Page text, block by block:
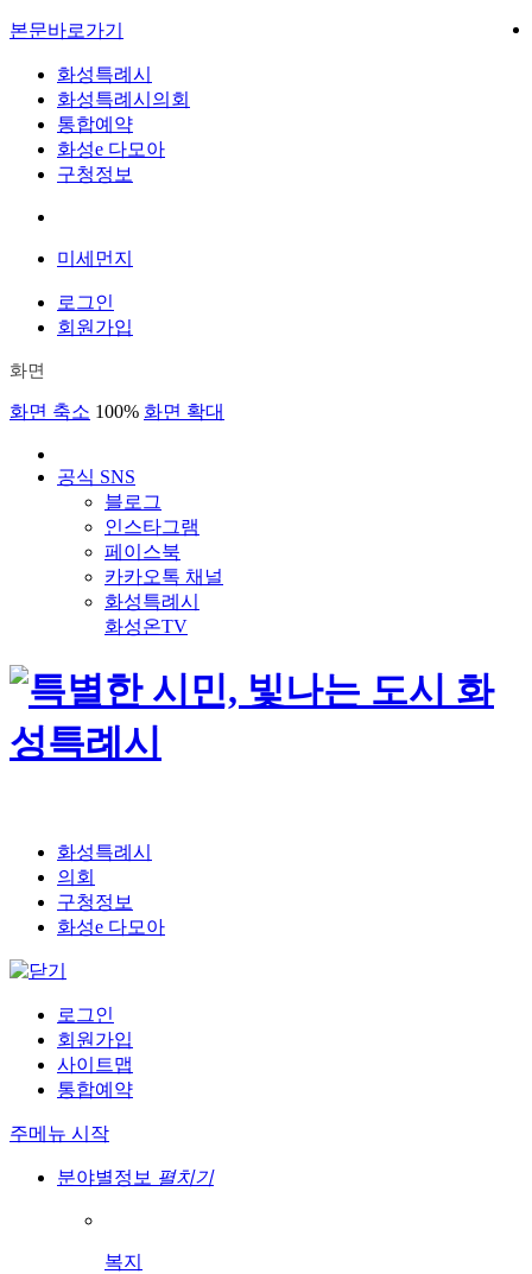
본문바로가기
화성특례시
화성특례시의회
통합예약
화성e 다모아
구청정보
미세먼지
로그인
회원가입
화면
화면 축소 100% 화면 확대
공식 SNS
블로그
인스타그램
페이스북
카카오톡 채널
화성특례시
화성온TV
화성특례시
의회
구청정보
화성e 다모아
로그인
회원가입
사이트맵
통합예약
주메뉴 시작
분야별정보 펼치기
복지